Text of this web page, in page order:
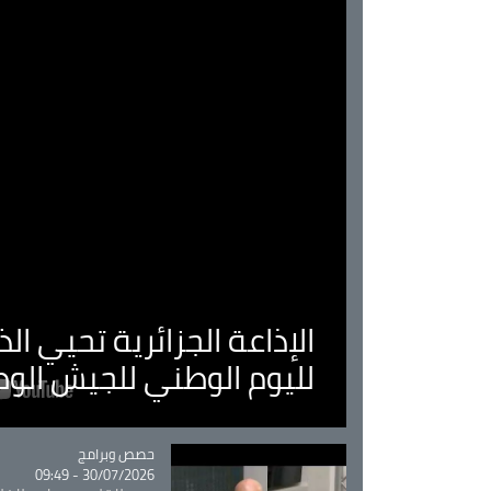
الإذاعة الجزائرية تحيي
لليوم الوطني للجيش
Catégorie
حصص وبرامج
30/07/2026 - 09:49